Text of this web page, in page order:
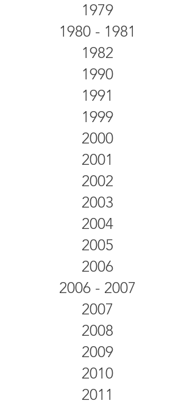
1979
1980 - 1981
1982
1990
1991
1999
2000
2001
2002
2003
2004
2005
2006
2006 - 2007
2007
2008
2009
2010
2011